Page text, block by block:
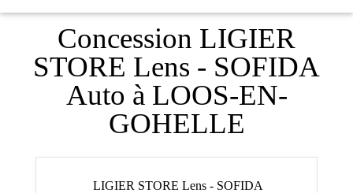
Concession LIGIER
STORE Lens - SOFIDA
Auto à LOOS-EN-
GOHELLE
LIGIER STORE Lens - SOFIDA